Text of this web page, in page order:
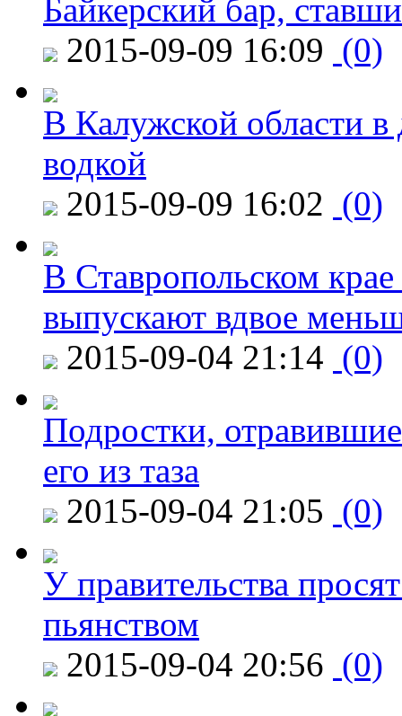
Байкерский бар,
2015-09-09 16:09 (0)
В Калужской области в
водкой
2015-09-09 16:02 (0)
В Ставропольском
выпускают вдвое
2015-09-04 21:14 (0)
Подростки,
его из таза
2015-09-04 21:05 (0)
У правительства
пьянством
2015-09-04 20:56 (0)